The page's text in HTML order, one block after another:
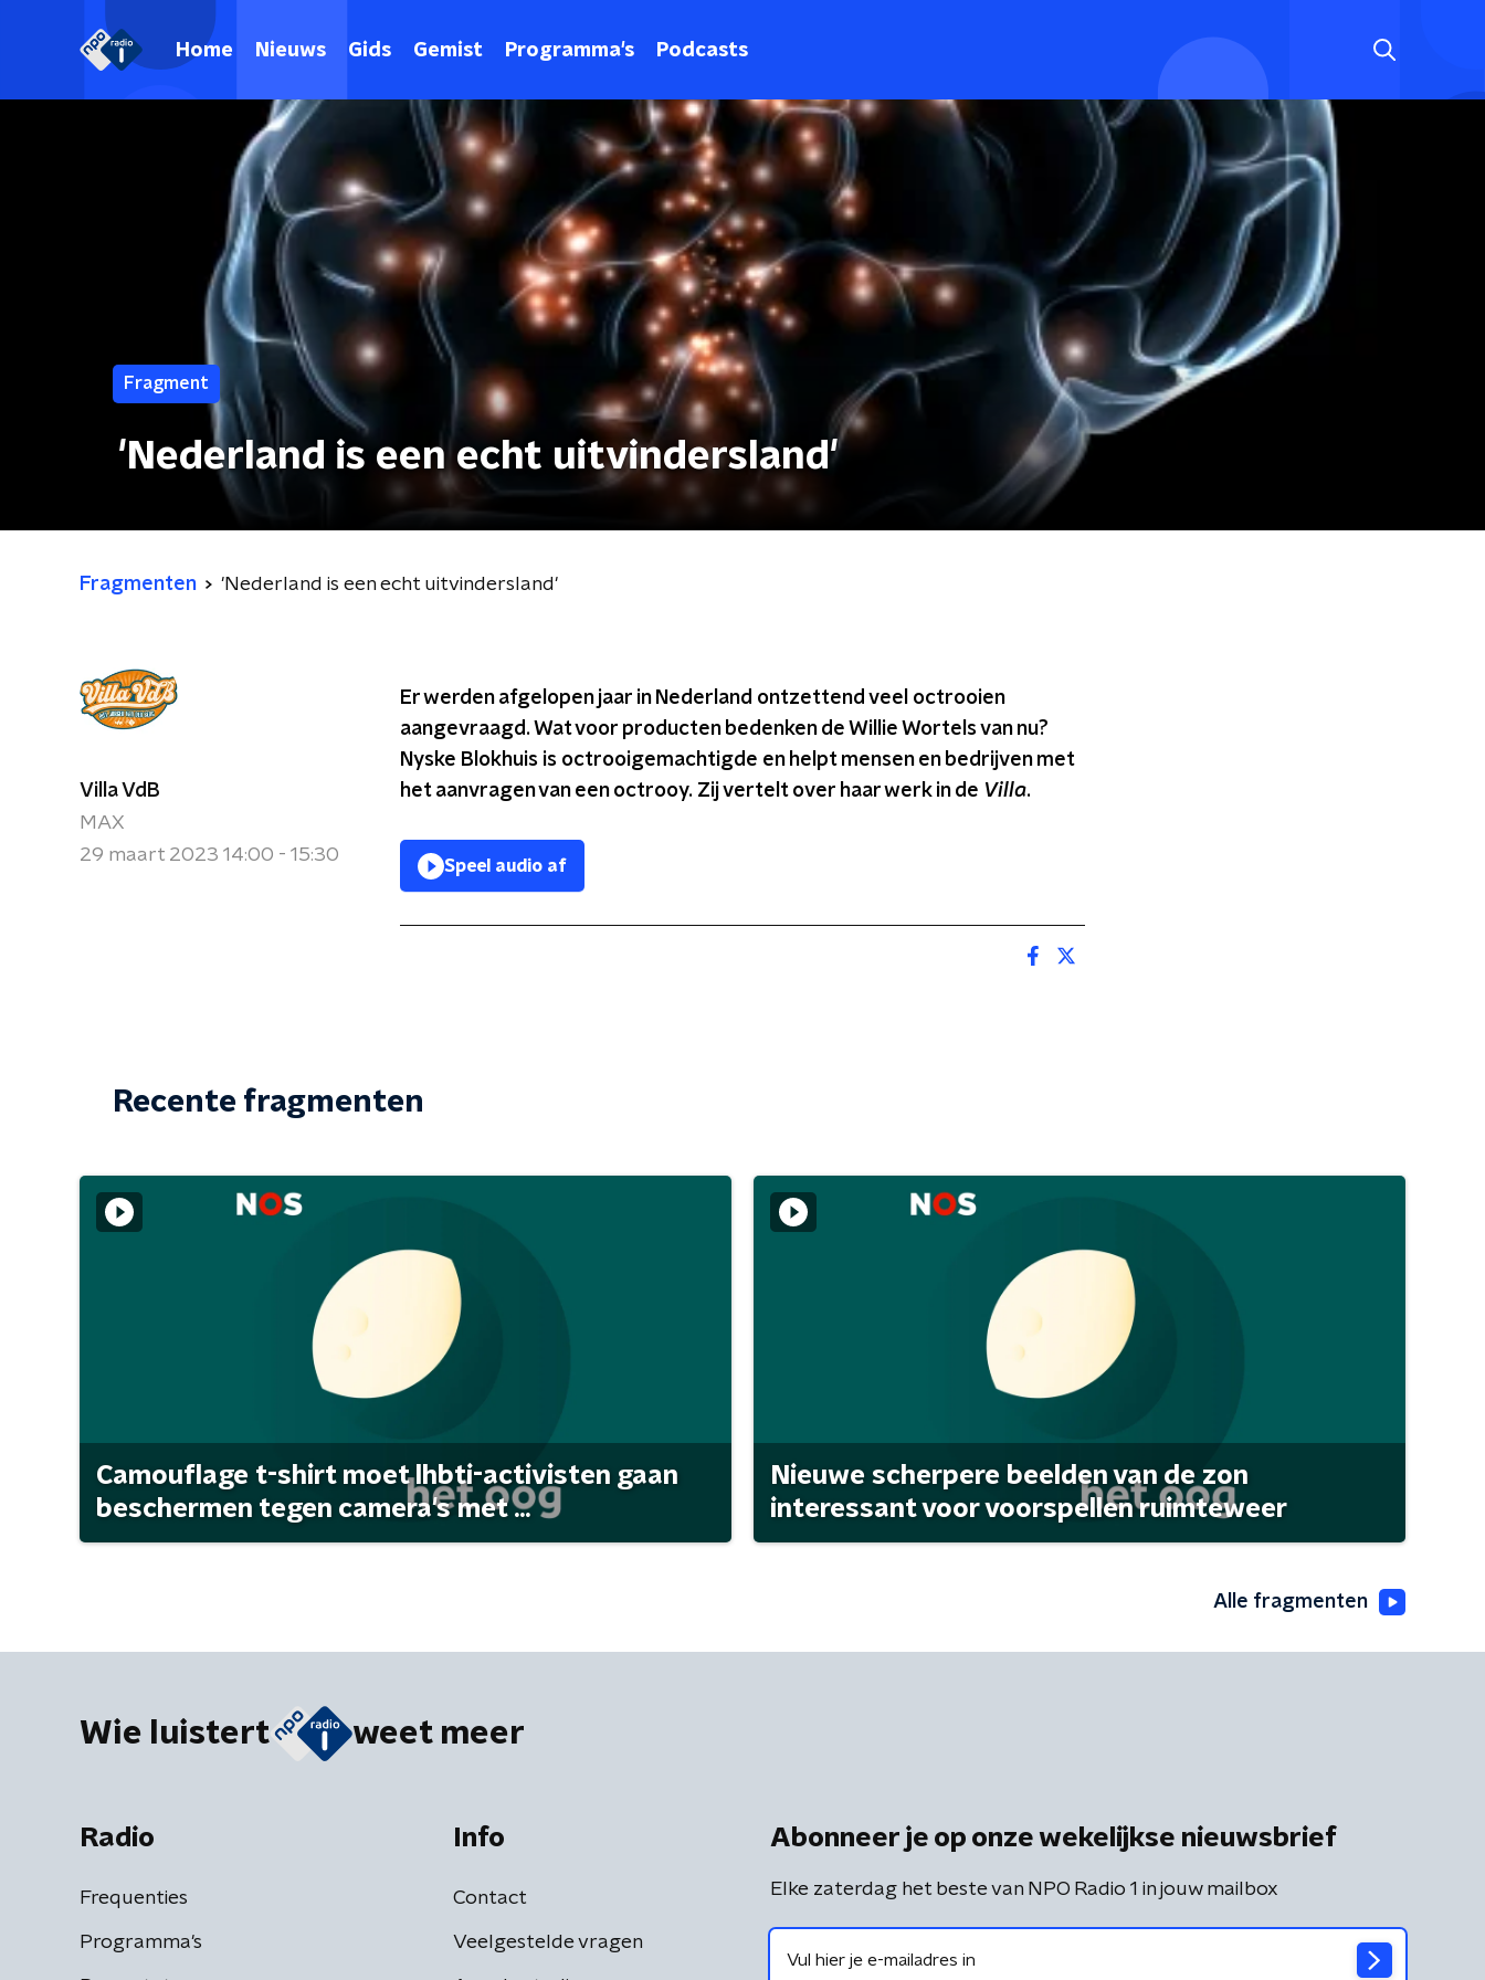
Home Nieuws Gids Gemist Programma's Podcasts
Fragment
'Nederland is een echt uitvindersland'
Fragmenten 'Nederland is een echt uitvindersland'
Villa VdB
MAX
29 maart 2023 14:00 - 15:30
Er werden afgelopen jaar in Nederland ontzettend veel octrooien
aangevraagd. Wat voor producten bedenken de Willie Wortels van nu?
Nyske Blokhuis is octrooigemachtigde en helpt mensen en bedrijven met
het aanvragen van een octrooy. Zij vertelt over haar werk in de Villa.
Speel audio af
Recente fragmenten
Camouflage t-shirt moet lhbti-activisten gaan
beschermen tegen camera's met ...
Nieuwe scherpere beelden van de zon
interessant voor voorspellen ruimteweer
Alle fragmenten
Wie luistert weet meer
Radio
Frequenties
Programma's
Info
Contact
Veelgestelde vragen
Abonneer je op onze wekelijkse nieuwsbrief
Elke zaterdag het beste van NPO Radio 1 in jouw mailbox